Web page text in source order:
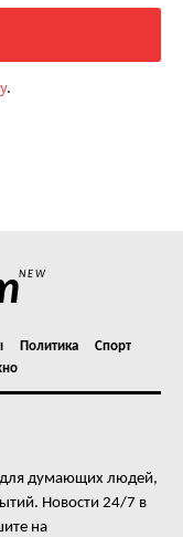
.
NEW
Политика
Спорт
для думающих людей,
Новости 24/7 в
на